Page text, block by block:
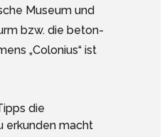
Museum und
bzw. die beton-
„Colonius“ ist